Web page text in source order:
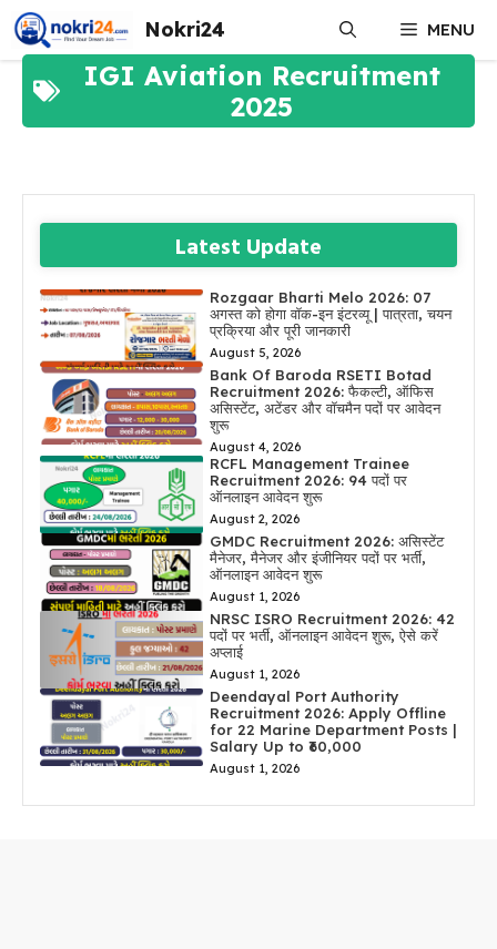
Skip
to
content
Nokri24 MENU
IGI Aviation Recruitment
2025
Latest Update
Rozgaar Bharti Melo 2026: 07
अगस्त को होगा वॉक-इन इंटरव्यू | पात्रता, चयन
प्रक्रिया और पूरी जानकारी
August 5, 2026
Bank Of Baroda RSETI Botad
Recruitment 2026: फैकल्टी, ऑफिस
असिस्टेंट, अटेंडर और वॉचमैन पदों पर आवेदन
शुरू
August 4, 2026
RCFL Management Trainee
Recruitment 2026: 94 पदों पर
ऑनलाइन आवेदन शुरू
August 2, 2026
GMDC Recruitment 2026: असिस्टेंट
मैनेजर, मैनेजर और इंजीनियर पदों पर भर्ती,
ऑनलाइन आवेदन शुरू
August 1, 2026
NRSC ISRO Recruitment 2026: 42
पदों पर भर्ती, ऑनलाइन आवेदन शुरू, ऐसे करें
अप्लाई
August 1, 2026
Deendayal Port Authority
Recruitment 2026: Apply Offline
for 22 Marine Department Posts |
Salary Up to ₹60,000
August 1, 2026